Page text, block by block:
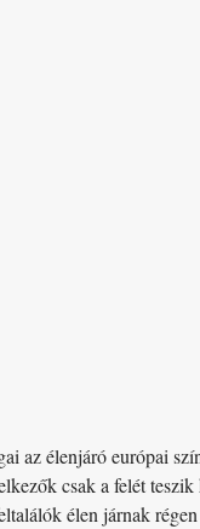
az élenjáró európai
csak a felét
élen járnak